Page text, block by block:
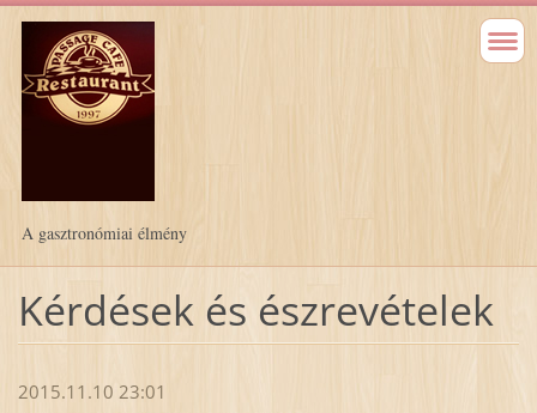
A gasztronómiai élmény
Kérdések és észrevételek
2015.11.10 23:01